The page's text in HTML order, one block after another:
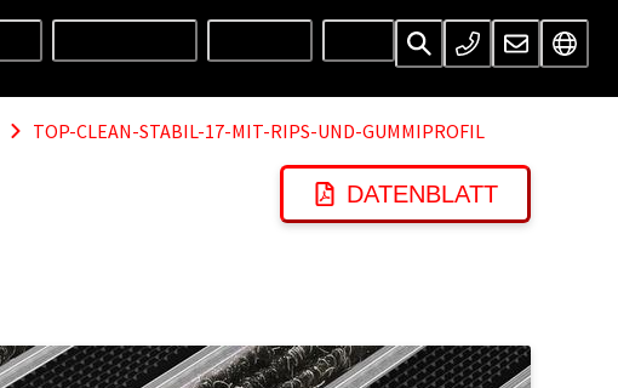
TOP-CLEAN-STABIL-17-MIT-RIPS-UND-GUMMIPROFIL
DATENBLATT